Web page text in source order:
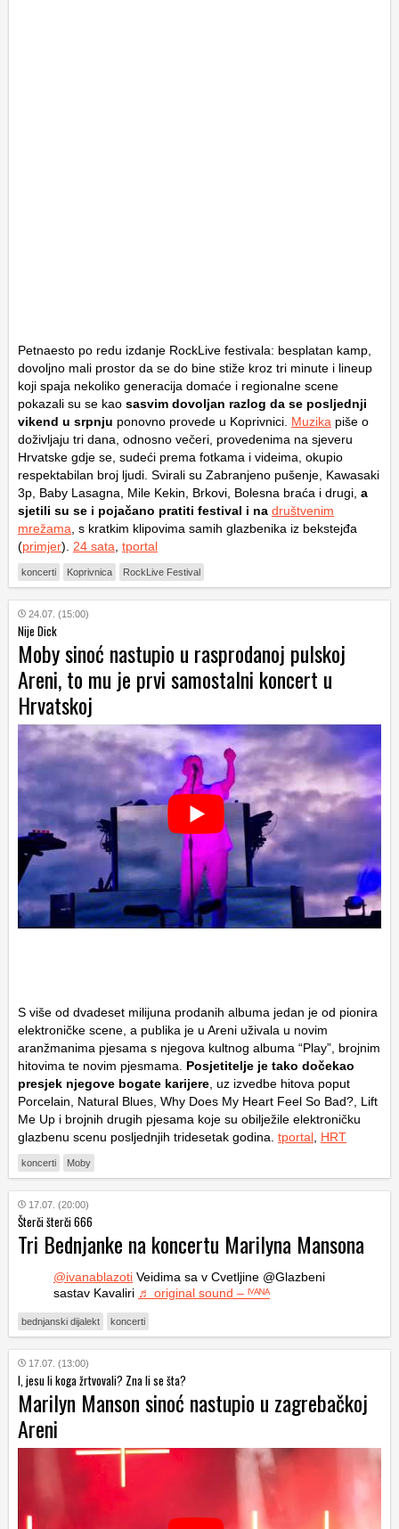
Petnaesto po redu izdanje RockLive festivala: besplatan kamp,
dovoljno mali prostor da se do bine stiže kroz tri minute i lineup
koji spaja nekoliko generacija domaće i regionalne scene
pokazali su se kao sasvim dovoljan razlog da se posljednji
vikend u srpnju ponovno provede u Koprivnici. Muzika piše o
doživljaju tri dana, odnosno večeri, provedenima na sjeveru
Hrvatske gdje se, sudeći prema fotkama i videima, okupio
respektabilan broj ljudi. Svirali su Zabranjeno pušenje, Kawasaki
3p, Baby Lasagna, Mile Kekin, Brkovi, Bolesna braća i drugi, a
sjetili su se i pojačano pratiti festival i na društvenim
mrežama , s kratkim klipovima samih glazbenika iz bekstejđa
(primjer). 24 sata tportal
koncerti Koprivnica RockLive Festival
24.07. (15:00)
Nije Dick
Moby sinoć nastupio u rasprodanoj pulskoj
Areni, to mu je prvi samostalni koncert u
Hrvatskoj
S više od dvadeset milijuna prodanih albuma jedan je od pionira
elektroničke scene, a publika je u Areni uživala u novim
aranžmanima pjesama s njegova kultnog albuma “Play”, brojnim
hitovima te novim pjesmama. Posjetitelje je tako dočekao
presjek njegove bogate karijere , uz izvedbe hitova poput
Porcelain, Natural Blues, Why Does My Heart Feel So Bad?, Lift
Me Up i brojnih drugih pjesama koje su obilježile elektroničku
glazbenu scenu posljednjih tridesetak godina. tportal HRT
koncerti Moby
17.07. (20:00)
Šterči šterči 666
Tri Bednjanke na koncertu Marilyna Mansona
@ivanablazoti Veidima sa v Cvetljine @Glazbeni
sastav Kavaliri ♬ original sound – ᴵⱽᴬᴺᴬ
bednjanski dijalekt koncerti
17.07. (13:00)
I, jesu li koga žrtvovali? Zna li se šta?
Marilyn Manson sinoć nastupio u zagrebačkoj
Areni